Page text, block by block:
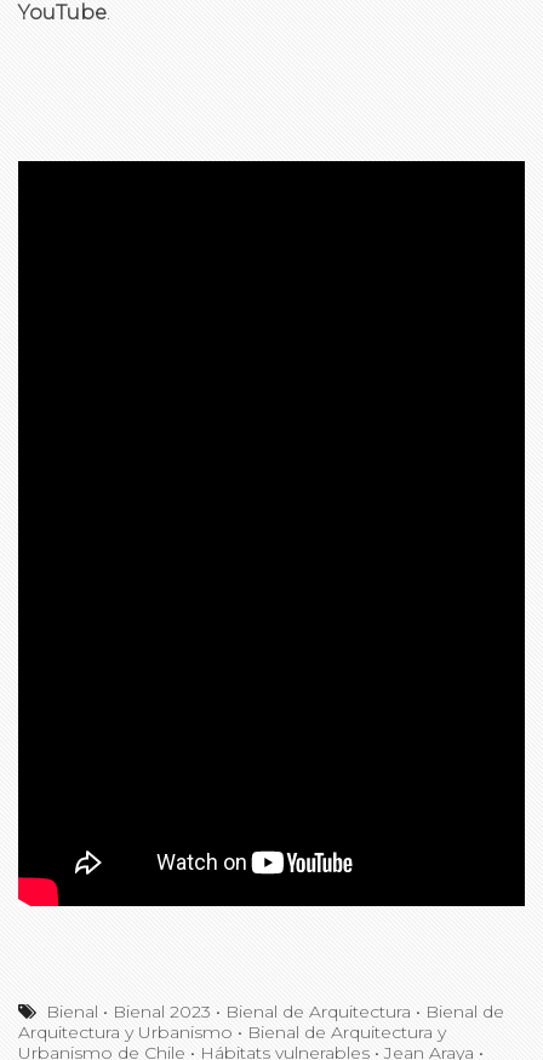
YouTube.
Bienal • Bienal 2023 • Bienal de Arquitectura • Bienal de
Arquitectura y Urbanismo • Bienal de Arquitectura y
Urbanismo de Chile • Hábitats vulnerables •Jean Araya •